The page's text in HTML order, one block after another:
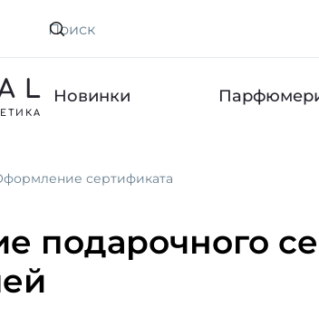
Искать
Новинки
сертификата
подарочного